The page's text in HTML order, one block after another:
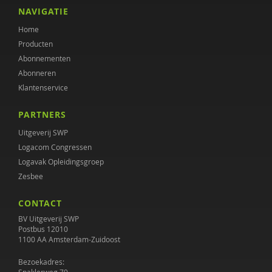
Anna Grebel
Hein de Haan
Maaike Hermsen
L.E.M. van Heugten
Annemieke Hoogstad
Edien Houwers
Coki Janssen
Janine Janssen
Claudia Kaagman
NAVIGATIE
Home
Producten
Abonnementen
Abonneren
Klantenservice
PARTNERS
Uitgeverij SWP
Logacom Congressen
Logavak Opleidingsgroep
Zesbee
CONTACT
BV Uitgeverij SWP
Postbus 12010
1100 AA Amsterdam-Zuidoost
Bezoekadres: